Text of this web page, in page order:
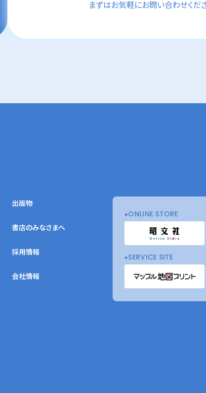
まずはお気軽にお問い合わせくだ
出版物
書店のみなさまへ
採用情報
会社情報
ONLINE STORE
SERVICE SITE